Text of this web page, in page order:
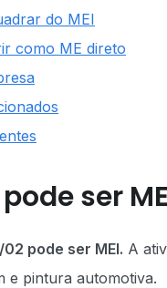
do MEI
como ME direto
ser
pode ser MEI. A
e pintura automotiva.